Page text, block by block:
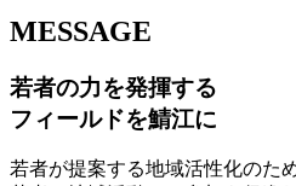
MESSAGE
若者の力を発揮する
フィールドを鯖江に
若者が提案する地域活性化のた